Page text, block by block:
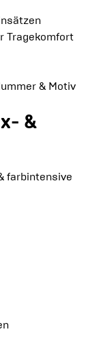
Tragekomfort
& Motiv
&
farbintensive